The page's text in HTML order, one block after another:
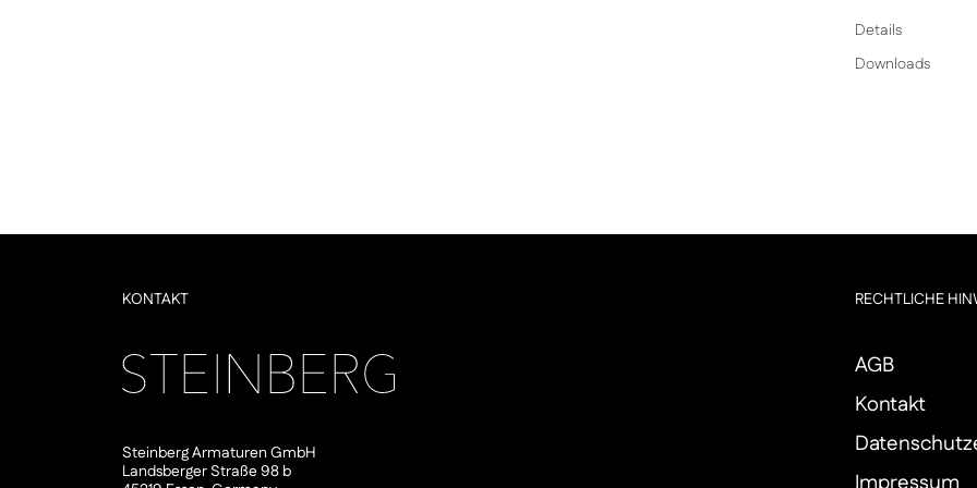
Details
Downloads
KONTAKT
Steinberg Armaturen GmbH
Landsberger Straße 98 b
RECHTLICHE
AGB
Kontakt